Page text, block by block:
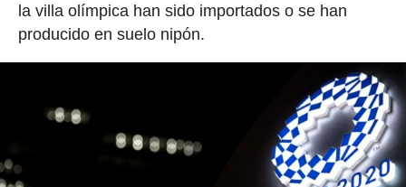
la villa olímpica han sido importados o se han
producido en suelo nipón.